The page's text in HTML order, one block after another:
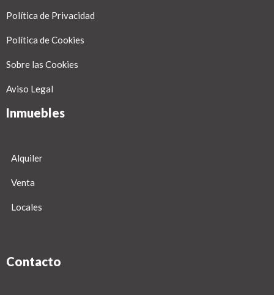
Política de Privacidad
Política de Cookies
Sobre las Cookies
Aviso Legal
Inmuebles
Alquiler
Venta
Locales
Contacto